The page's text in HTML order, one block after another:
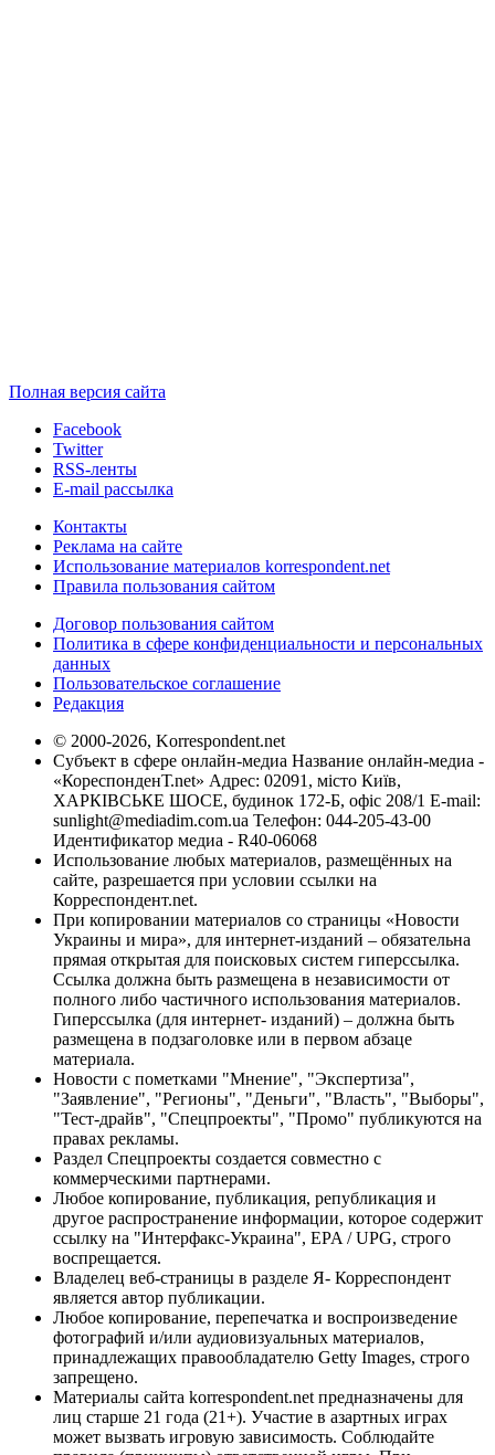
Полная версия сайта
Facebook
Twitter
RSS-ленты
E-mail рассылка
Контакты
Реклама на сайте
Использование материалов korrespondent.net
Правила пользования сайтом
Договор пользования сайтом
Политика в сфере конфиденциальности и персональных
данных
Пользовательское соглашение
Редакция
© 2000-2026, Korrespondent.net
Субъект в сфере онлайн-медиа Название онлайн-медиа -
«КореспонденТ.net» Адрес: 02091, місто Київ,
ХАРКІВСЬКЕ ШОСЕ, будинок 172-Б, офіс 208/1 E-mail:
sunlight@mediadim.com.ua Телефон: 044-205-43-00
Идентификатор медиа - R40-06068
Использование любых материалов, размещённых на
сайте, разрешается при условии ссылки на
Корреспондент.net.
При копировании материалов со страницы «Новости
Украины и мира», для интернет-изданий – обязательна
прямая открытая для поисковых систем гиперссылка.
Ссылка должна быть размещена в независимости от
полного либо частичного использования материалов.
Гиперссылка (для интернет- изданий) – должна быть
размещена в подзаголовке или в первом абзаце
материала.
Новости с пометками "Мнение", "Экспертиза",
"Заявление", "Регионы", "Деньги", "Власть", "Выборы",
"Тест-драйв", "Спецпроекты", "Промо" публикуются на
правах рекламы.
Раздел Спецпроекты создается совместно с
коммерческими партнерами.
Любое копирование, публикация, републикация и
другое распространение информации, которое содержит
ссылку на "Интерфакс-Украина", EPA / UPG, строго
воспрещается.
Владелец веб-страницы в разделе Я- Корреспондент
является автор публикации.
Любое копирование, перепечатка и воспроизведение
фотографий и/или аудиовизуальных материалов,
принадлежащих правообладателю Getty Images, строго
запрещено.
Материалы сайта korrespondent.net предназначены для
лиц старше 21 года (21+). Участие в азартных играх
может вызвать игровую зависимость. Соблюдайте